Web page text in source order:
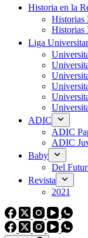
Historia en la
Historias
Historias
Liga
ADIC
ADIC
ADIC
Baby
Del
Revista
2021